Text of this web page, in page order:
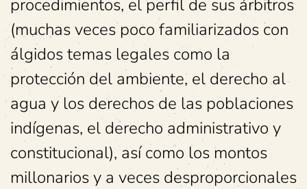
procedimientos, el perfil de sus árbitros
(muchas veces poco familiarizados con
álgidos temas legales como la
protección del ambiente, el derecho al
agua y los derechos de las poblaciones
indígenas, el derecho administrativo y
constitucional), así como los montos
millonarios y a veces desproporcionales